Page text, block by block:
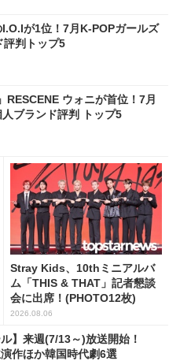
が1位！7月K-POPガールズ
評判トップ5
RESCENE ウォニが首位！7月
ブランド評判 トップ5
Stray Kids、10thミニアルバ
ム「THIS & THAT」記者懇談
会に出席！(PHOTO12枚)
2026.08.06
】来週(7/13～)放送開始！
作ほか韓国時代劇6選